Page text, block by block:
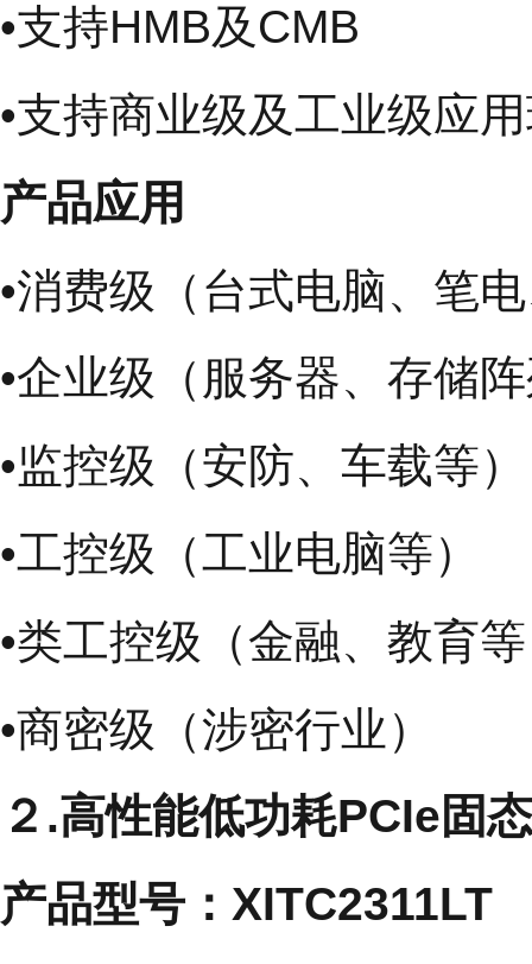
•支持HMB及CMB
•支持商业级及工业级应
产品应用
•消费级（台式电脑、笔
•企业级（服务器、存储
•监控级（安防、车载等）
•工控级（工业电脑等）
•类工控级（金融、教育
•商密级（涉密行业）
２.高性能低功耗PCIe固
产品型号：XITC2311LT